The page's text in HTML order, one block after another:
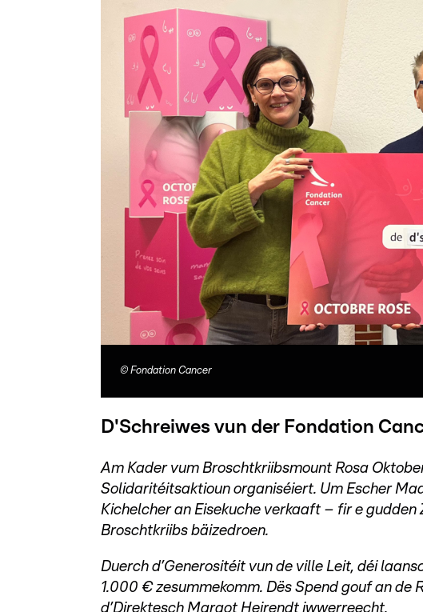
© Fondation Cancer
D'Schreiwes vun der Fondation
Am Kader vum Broschtkriibsmount Rosa
Solidaritéitsaktioun organiséiert. Um Escher
Kichelcher an Eisekuche verkaaft – fir e gudden
Broschtkriibs bäizedroen.
Duerch d’Generositéit vun de ville Leit, déi
1.000 € zesummekomm. Dës Spend gouf an de
d’Direktesch Margot Heirendt iwwerreecht.